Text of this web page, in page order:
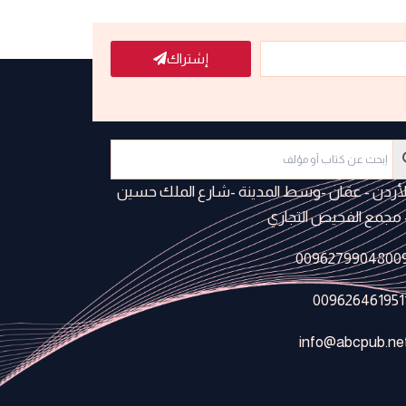
إشتراك
- عمَان -وسط المدينة -شارع الملك حسين
مجمع الفحيص التجاري